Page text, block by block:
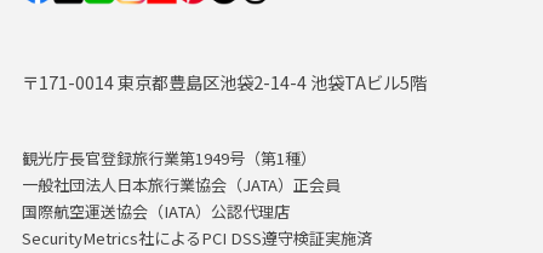
〒171-0014 東京都豊島区池袋2-14-4 池袋TAビル5階
観光庁長官登録旅行業第1949号（第1種）
一般社団法人日本旅行業協会（JATA）正会員
国際航空運送協会（IATA）公認代理店
SecurityMetrics社によるPCI DSS遵守検証実施済